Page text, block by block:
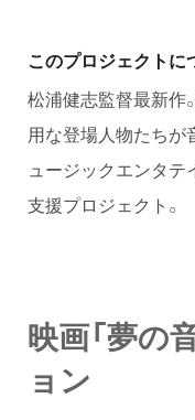
このプロジェクトに
松浦健志監督最新作
用な登場人物たちが
ュージックエンタテ
支援プロジェクト。
映画「夢の
ョン